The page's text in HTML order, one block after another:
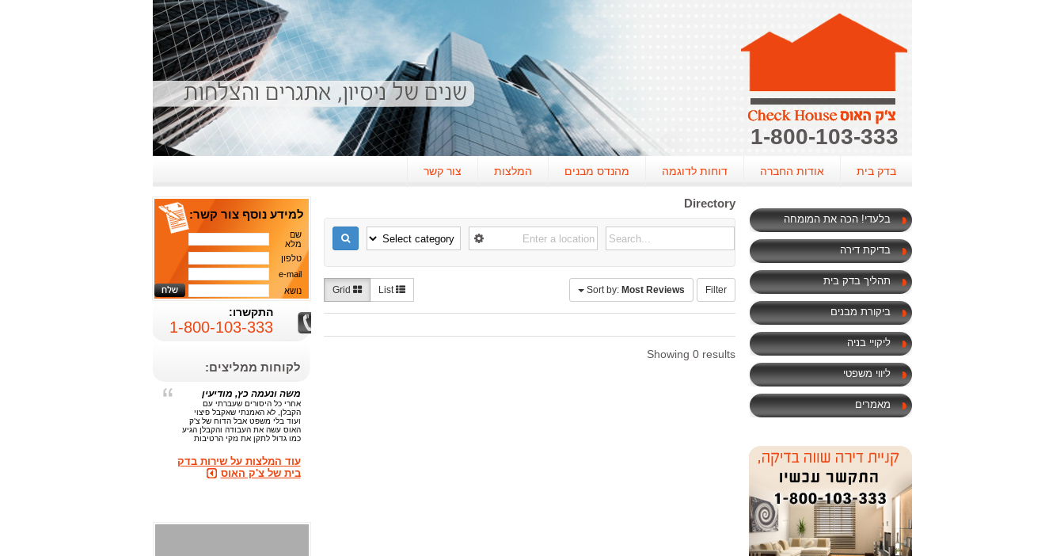
1-800-103-333
בדק בית אודות החברה דוחות לדוגמה מהנדס מבנים המלצות צור קשר
בלעדי! הכה את המומחה
בדיקת דירה
תהליך בדק בית
ביקורת מבנים
ליקויי בניה
ליווי משפטי
מאמרים
Directory
Filter
Sort by: Most Reviews
List
Showing 0 results
למידע נוסף צור קשר:
שם
מלא
טלפון
e-mail
נושא
התקשרו:
1-800-103-333
לקוחות ממליצים:
משה ונעמה כץ, מודיעין
אחרי כל היסורים שעברתי עם
הקבלן, לא האמנתי שאקבל פיצוי
ועוד בלי משפט אבל הדוח של צ'ק
האוס עשה את העבודה והקבלן הגיע
כמו גדול לתקן את נזקי הרטיבות
עוד המלצות על שירות בדק
בית של צ'ק האוס